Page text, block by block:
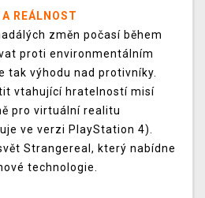
REÁLNOST
změn počasí během
proti environmentálním
tak výhodu nad protivníky.
vtahující hratelností misí
pro virtuální realitu
ve verzi PlayStation 4).
Strangereal, který nabídne
technologie.